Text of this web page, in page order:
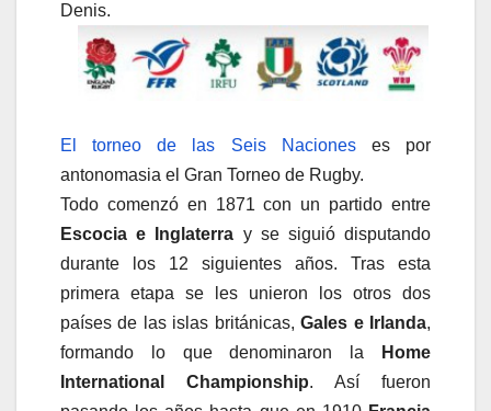
Denis.
El torneo de las Seis Nacioneses por
antonomasia el Gran Torneo de Rugby.
Todo comenzó en 1871 con un partido entre
Escocia e Inglaterra y se siguió disputando
durante los 12 siguientes años. Tras esta
primera etapa se les unieron los otros dos
países de las islas británicas,Gales e Irlanda,
formando lo que denominaron la
Home
International Championship. Así fueron